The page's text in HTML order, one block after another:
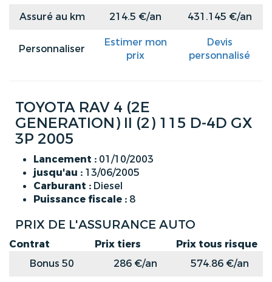
Assuré au km 214.5 €/an 431.145 €/an
Personnaliser
Estimer mon
prix
Devis
personnalisé
TOYOTA RAV 4 (2E
GENERATION) II (2) 115 D-4D GX
3P 2005
Lancement : 01/10/2003
jusqu'au : 13/06/2005
Carburant : Diesel
Puissance fiscale : 8
PRIX DE L'ASSURANCE AUTO
Contrat Prix tiers
Prix tous risque
Bonus 50
286 €/an
574.86 €/an